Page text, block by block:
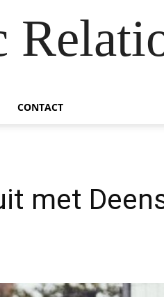
CONTACT
met